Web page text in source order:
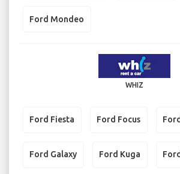
Ford Mondeo
WHIZ
Ford Fiesta Ford Focus
Ford Galaxy Ford Kuga